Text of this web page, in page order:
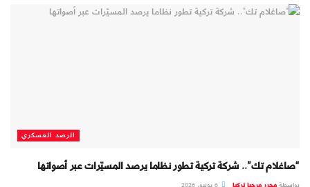
الرصد العسكري
“صاغلام تك”.. شركة تركية تطور نظاما يرصد المسيّرات عبر أصواتها